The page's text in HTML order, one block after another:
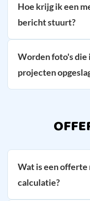
Hoe krijg ik een
bericht stuurt?
Worden foto's
projecten
Wat is een offerte
calculatie?